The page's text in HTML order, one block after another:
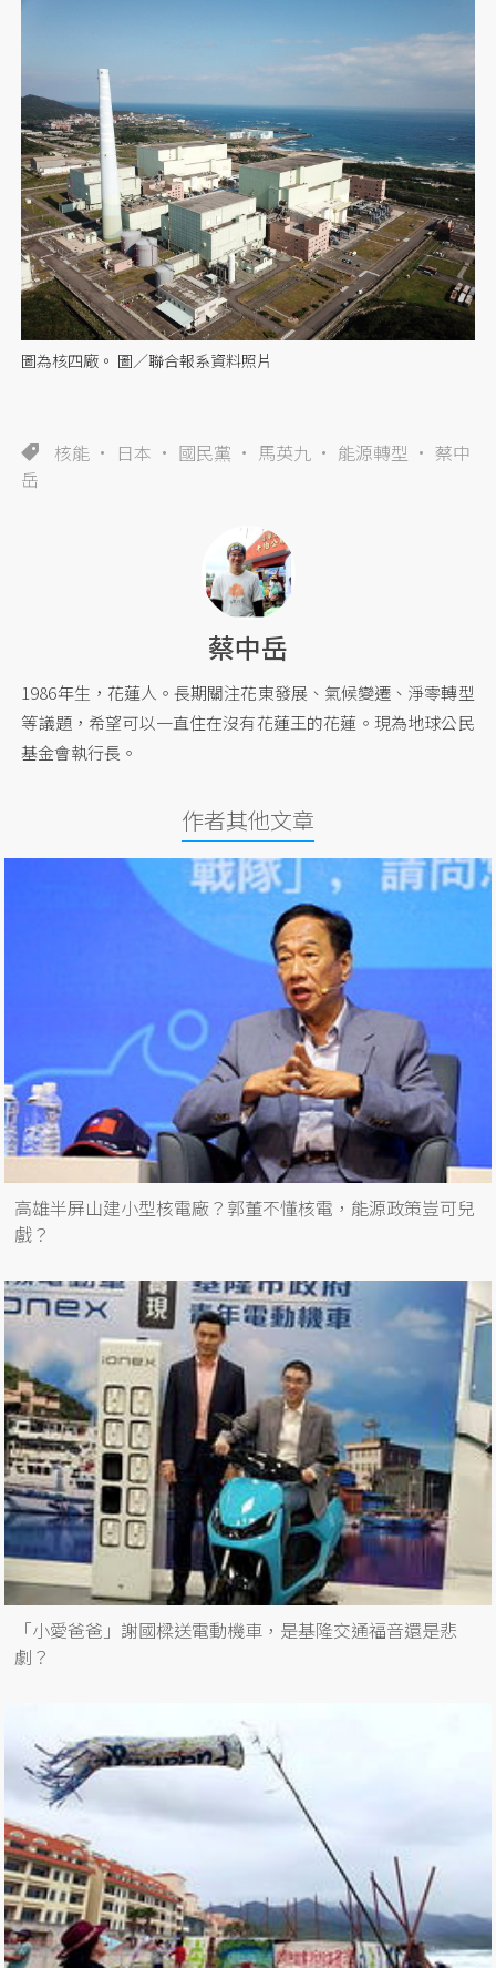
圖為核四廠。 圖／聯合報系資料照片
核能 日本 國民黨 馬英九 能源轉型
蔡中
岳
蔡中岳
1986年生，花蓮人。長期關注花東發展、氣候變遷、淨零轉型
等議題，希望可以一直住在沒有花蓮王的花蓮。現為地球公民
基金會執行長。
作者其他文章
高雄半屏山建小型核電廠？郭董不懂核電，能源政策豈可兒
戲？
「小愛爸爸」謝國樑送電動機車，是基隆交通福音還是悲
劇？